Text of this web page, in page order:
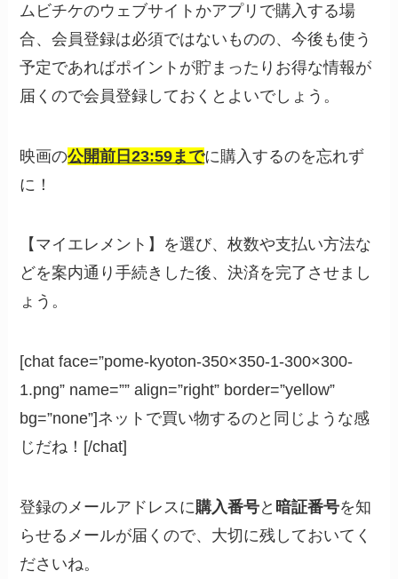
ムビチケのウェブサイトかアプリで購入する場
合、会員登録は必須ではないものの、今後も使う
予定であればポイントが貯まったりお得な情報が
届くので会員登録しておくとよいでしょう。
映画の公開前日23:59までに購入するのを忘れず
に！
【マイエレメント】を選び、枚数や支払い方法な
どを案内通り手続きした後、決済を完了させまし
ょう。
[chat face=”pome-kyoton-350×350-1-300×300-
1.png” name=”” align=”right” border=”yellow”
bg=”none”]ネットで買い物するのと同じような感
じだね！[/chat]
登録のメールアドレスに購入番号と 暗証番号を知
らせるメールが届くので、大切に残しておいてく
ださいね。